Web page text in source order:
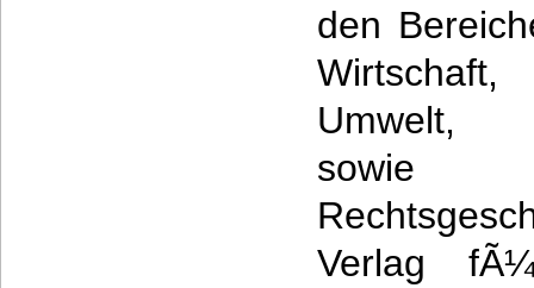
den
Umwelt,
sowie
Verlag